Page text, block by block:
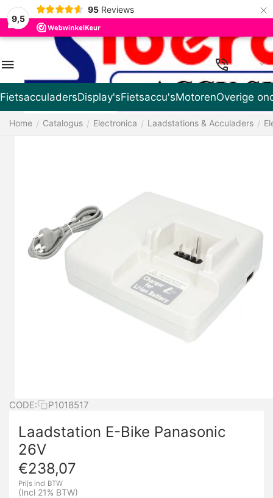
9,5
95 Reviews ×
NL
FietsacculadersDisplay'sFietsaccu'sMotorenOverige
Home / Catalogus / Electronica / Laadstations & Acculaders /
CODE: P1018517
Laadstation E-Bike Panasonic
26V
€238,07
Prijs incl BTW
(Incl 21% BTW)